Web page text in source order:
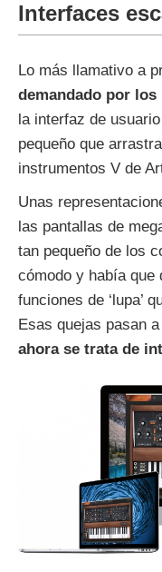
Interfaces
Lo más llamativo a
demandado por los
la interfaz de
pequeño que
instrumentos V de
Unas
las pantallas de
tan pequeño de los
cómodo y había que
funciones de ‘lupa’
Esas quejas pasan
ahora se trata de